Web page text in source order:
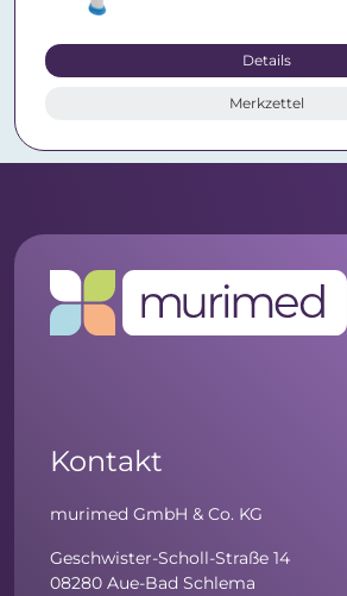
Details
Merkzettel
Kontakt
murimed GmbH & Co. KG
Geschwister-Scholl-Straße 14
08280 Aue-Bad Schlema